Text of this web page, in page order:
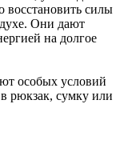
восстановить силы
Они дают
на долгое
особых условий
рюкзак, сумку или